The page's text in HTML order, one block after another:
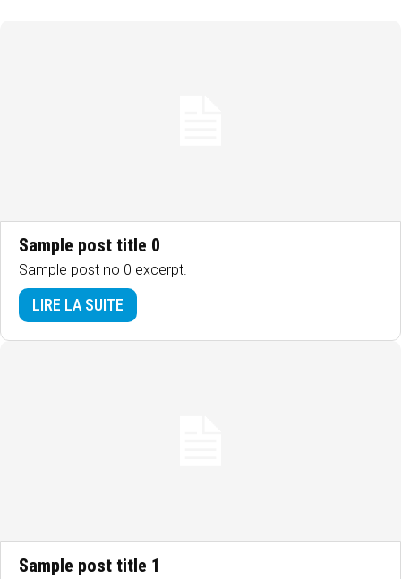
Sample post title 0
Sample post no 0 excerpt.
LIRE LA SUITE
Sample post title 1